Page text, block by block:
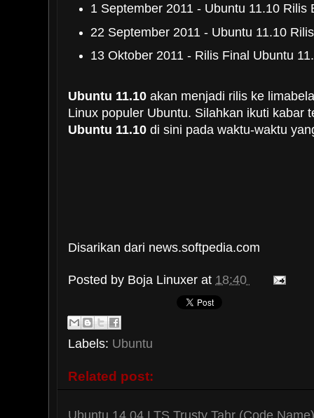
1 September 2011 - Ubuntu 11.10 Rilis
22 September 2011 - Ubuntu 11.10
13 Oktober 2011 - Rilis Final Ubuntu
Ubuntu 11.10 akan menjadi rilis ke
Linux populer Ubuntu. Silahkan ikuti kabar
Ubuntu 11.10 di sini pada waktu-waktu
Disarikan dari news.softpedia.com
Posted by Boja Linuxer at 18:40
Labels: Ubuntu
Related post: